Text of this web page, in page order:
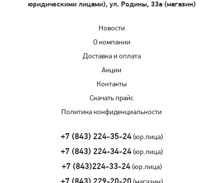
юридическими лицами), ул. Родины, 33а (магазин)
Новости
О компании
Доставка и оплата
Акции
Контакты
Скачать прайс
Политика конфиденциальности
+7 (843) 224-35-24(юр.лица)
+7 (843) 224-34-24(юр.лица)
+7 (843)224-33-24(юр.лица)